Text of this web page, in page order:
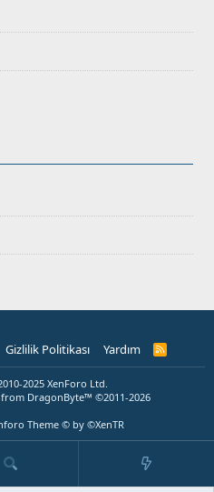
Gizlilik Politikası Yardım
R
2025 XenForo Ltd.
DragonByte™ ©2011-2026
Theme © by ©XenTR